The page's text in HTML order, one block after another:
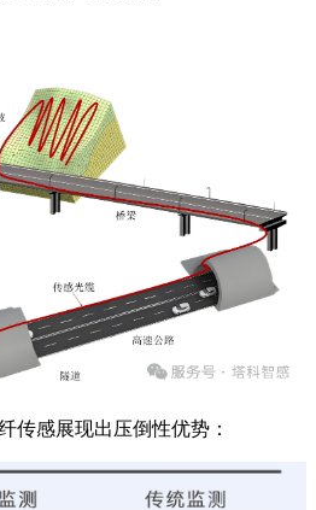
传感展现出压倒性优势：